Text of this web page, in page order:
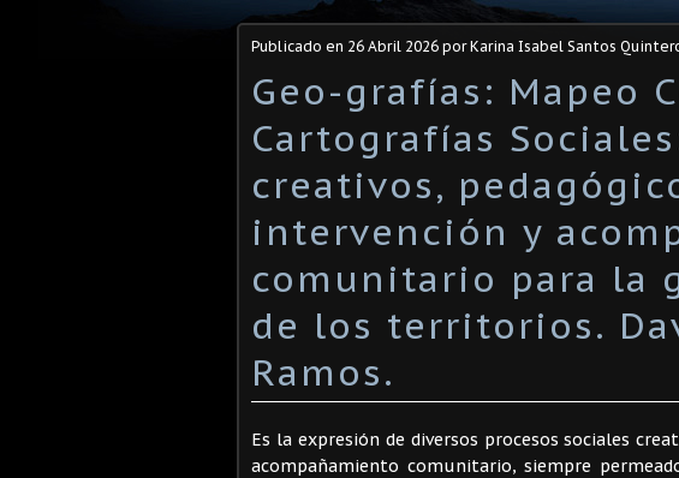
Publicado en 26 Abril 2026 por Karina Isabel Santos
Geo-grafías: Mapeo
Cartografías
creativos,
intervención y
comunitario para la
de los territorios.
Ramos.
Es la expresión de diversos procesos sociales
acompañamiento comunitario, siempre